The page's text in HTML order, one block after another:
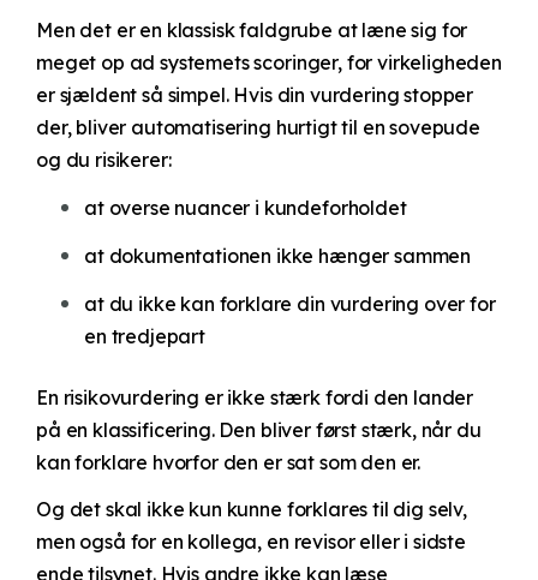
Men det er en klassisk faldgrube at læne sig for
meget op ad systemets scoringer, for virkeligheden
er sjældent så simpel. Hvis din vurdering stopper
der, bliver automatisering hurtigt til en sovepude
og du risikerer:
at overse nuancer i kundeforholdet
at dokumentationen ikke hænger sammen
at du ikke kan forklare din vurdering over for
en tredjepart
En risikovurdering er ikke stærk fordi den lander
på en klassificering. Den bliver først stærk, når du
kan forklare hvorfor den er sat som den er.
Og det skal ikke kun kunne forklares til dig selv,
men også for en kollega, en revisor eller i sidste
ende tilsynet. Hvis andre ikke kan læse